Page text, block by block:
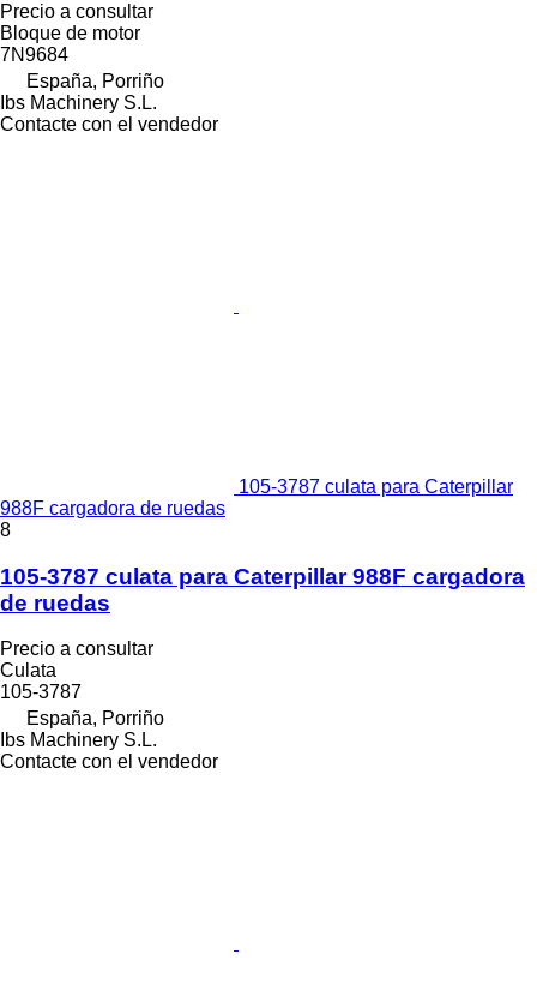
Precio a consultar
Bloque de motor
7N9684
España, Porriño
Ibs Machinery S.L.
Contacte con el vendedor
105-3787 culata para Caterpillar
988F cargadora de ruedas
8
105-3787 culata para Caterpillar 988F cargadora
de ruedas
Precio a consultar
Culata
105-3787
España, Porriño
Ibs Machinery S.L.
Contacte con el vendedor